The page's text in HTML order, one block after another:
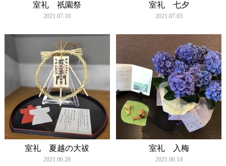
室礼 祇園祭
2021.07.10
室礼 七夕
2021.07.03
室礼 夏越の大祓
2021.06.28
室礼 入梅
2021.06.14